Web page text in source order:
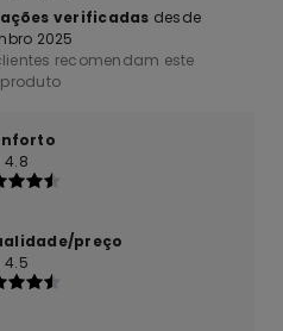
verificadas desde
2025
recomendam este
produto
4.8
preço
4.5